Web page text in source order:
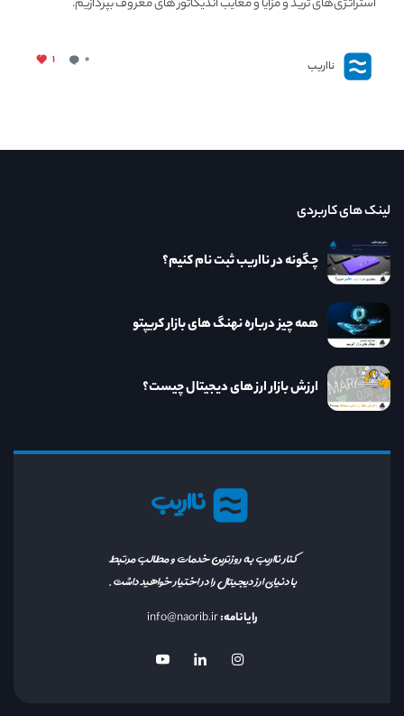
نااریب ۰ ۱
نااریب
کنار نااریب به روزترین خدمات و مطالب مرتبط
با دنیای ارز دیجیتال را در اختیار خواهید داشت.
رایانامه:info@naorib.ir
لینک های کاربردی
چگونه در نااریب ثبت نام کنیم؟
همه چیز درباره نهنگ های بازار کریپتو
ارزش بازار ارز های دیجیتال چیست؟